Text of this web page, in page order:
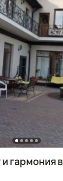
гармония в